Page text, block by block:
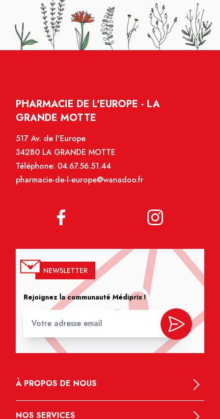
PHARMACIE DE L'EUROPE - LA
GRANDE MOTTE
517 Av. de l'Europe
34280 LA GRANDE MOTTE
Téléphone: 04.67.56.51.44
pharmacie-de-l-europe@wanadoo.fr
NEWSLETTER
Rejoignez la communauté Médiprix !
À PROPOS DE NOUS
NOS SERVICES